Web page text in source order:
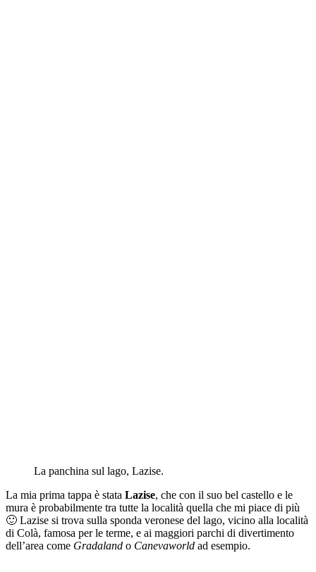
La panchina sul lago, Lazise.
La mia prima tappa è stata Lazise, che con il suo bel castello e le
mura è probabilmente tra tutte la località quella che mi piace di più
🙂 Lazise si trova sulla sponda veronese del lago, vicino alla località
di Colà, famosa per le terme, e ai maggiori parchi di divertimento
dell’area come Gradaland o Canevaworld ad esempio.